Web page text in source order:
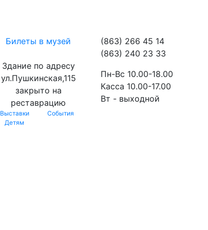
Билеты в музей
Здание по адресу
ул.Пушкинская,115
закрыто на
реставрацию
Выставки
События
Детям
(863) 266 45 14
(863) 240 23 33
Пн-Вс 10.00-18.00
Касса 10.00-17.00
Вт - выходной